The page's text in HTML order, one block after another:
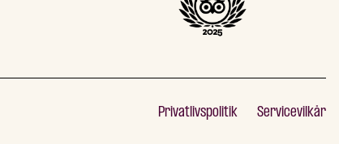
Privatlivspolitik Servicevilkår